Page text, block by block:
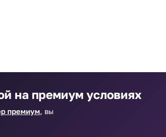
на премиум условиях
премиум, вы